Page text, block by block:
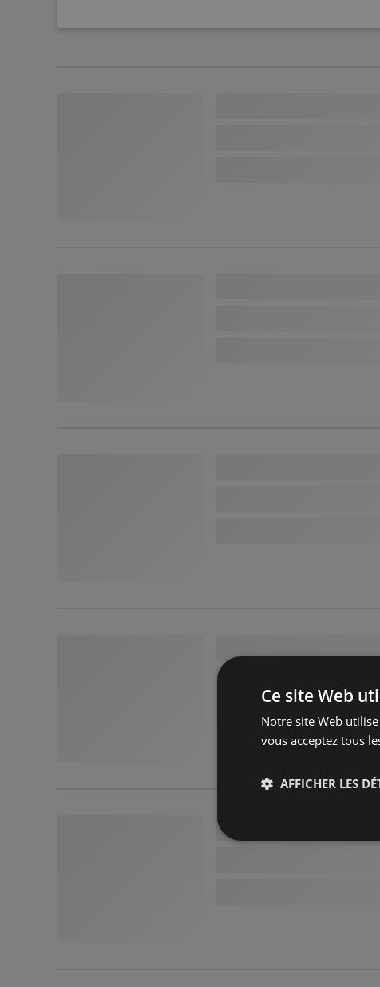
Ce site Web
Notre site Web
vous acceptez tous
AFFICHER LES